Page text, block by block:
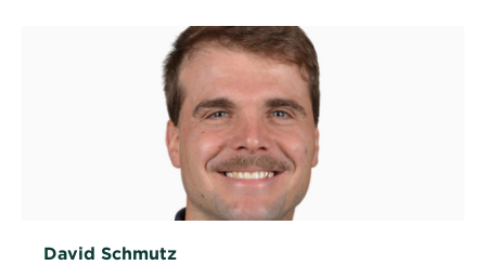
David Schmutz